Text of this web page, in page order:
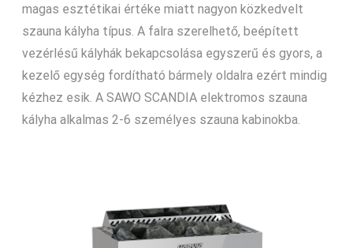
magas esztétikai értéke miatt nagyon közkedvelt
szauna kályha típus. A falra szerelhető, beépített
vezérlésű kályhák bekapcsolása egyszerű és gyors, a
kezelő egység fordítható bármely oldalra ezért mindig
kézhez esik. A SAWO SCANDIA elektromos szauna
kályha alkalmas 2-6 személyes szauna kabinokba.